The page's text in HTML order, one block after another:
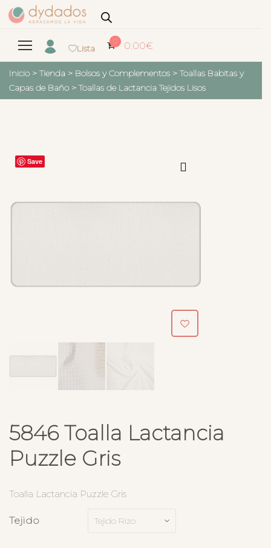
Lista
0 0.00€
Inicio > Tienda > Bolsos y Complementos > Toallas Babitas y
Capas de Baño > Toallas de Lactancia Tejidos Lisos
Save
5846 Toalla Lactancia
Puzzle Gris
Toalla Lactancia Puzzle Gris
Tejido